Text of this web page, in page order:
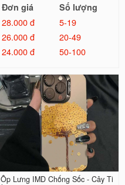
Đơn giá
Số lượng
28.000 đ
5-19
26.000 đ
20-49
24.000 đ
50-100
Ốp Lưng IMD Chống Sốc - Cây Ti